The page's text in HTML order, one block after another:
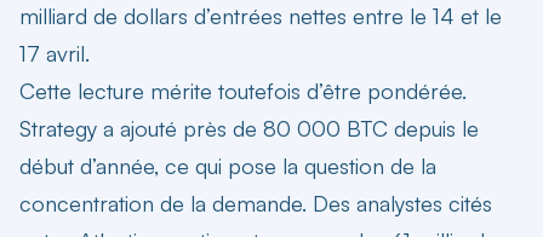
milliard de dollars d’entrées nettes entre le 14 et le
17 avril.
Cette lecture mérite toutefois d’être pondérée.
Strategy a ajouté près de 80 000 BTC depuis le
début d’année, ce qui pose la question de la
concentration de la demande. Des analystes cités